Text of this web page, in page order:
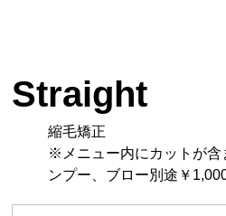
Straight
縮毛矯正
※メニュー内にカットが含
ンプー、ブロー別途￥